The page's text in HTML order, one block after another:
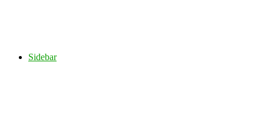
Sidebar